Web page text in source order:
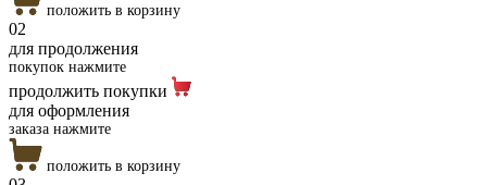
положить в корзину
02
для продолжения
покупок нажмите
продолжить покупки
для оформления
заказа нажмите
положить в корзину